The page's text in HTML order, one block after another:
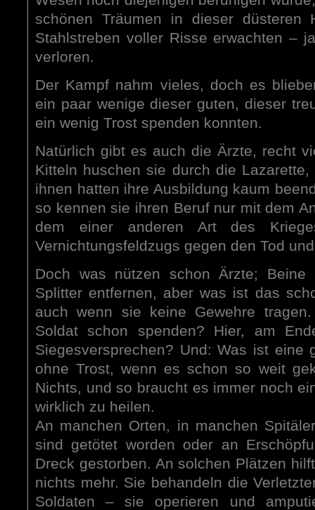
schönen Träumen in dieser düsteren
Stahlstreben voller Risse erwachten –
verloren.
Der Kampf nahm vieles, doch es
ein paar wenige dieser guten, dieser
ein wenig Trost spenden konnten.
Natürlich gibt es auch die Ärzte, recht
Kitteln huschen sie durch die
ihnen hatten ihre Ausbildung kaum
so kennen sie ihren Beruf nur mit dem
dem einer anderen Art des
Vernichtungsfeldzugs gegen den Tod
Doch was nützen schon Ärzte; Beine
Splitter entfernen, aber was ist das
auch wenn sie keine Gewehre
Soldat schon spenden? Hier, am
Siegesversprechen? Und: Was ist eine
ohne Trost, wenn es schon so weit
Nichts, und so braucht es immer noch
wirklich zu heilen.
An manchen Orten, in manchen
sind getötet worden oder an
Dreck gestorben. An solchen Plätzen
nichts mehr. Sie behandeln die
Soldaten – sie operieren und